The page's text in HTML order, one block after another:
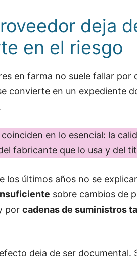
deja
en el riesgo
en farma no suele fallar
convierte en un expediente
coinciden en lo esencial: la
fabricante que lo usa y del
los últimos años no se
sobre cambios de
por cadenas de suministros
deja de ser documental.